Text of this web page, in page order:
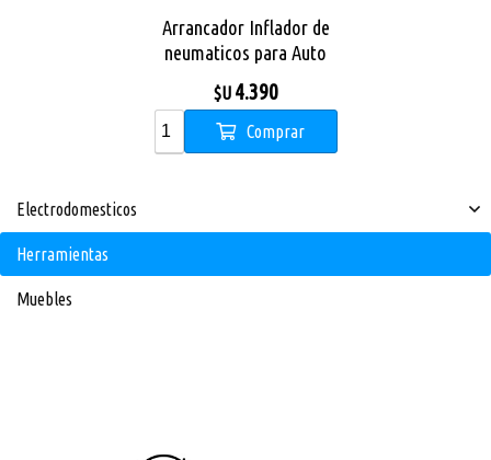
Electrodomesticos
Herramientas
Muebles
Arrancador Inflador de
neumaticos para Auto
Proove 2en1 Air Jump
10400mAh
$U 4.390
Comprar